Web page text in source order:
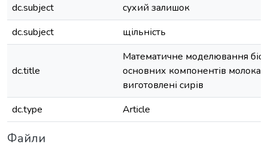
dc.subject
сухий залишок
dc.subject
щільність
dc.title
Математичне моделювання
основних компонентів молока
виготовлені сирів
dc.type
Article
Файли